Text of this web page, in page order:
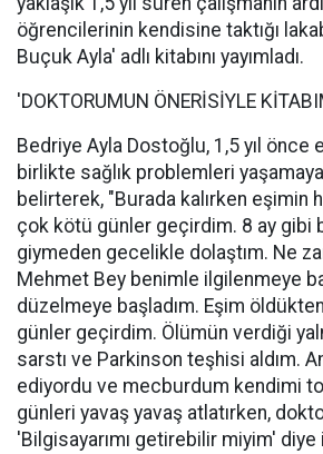
öğrencilerinin kendisine taktığı
Buçuk Ayla' adlı kitabını yayımladı.
'DOKTORUMUN ÖNERİSİYLE
Bedriye Ayla Dostoğlu, 1,5 yıl önce
birlikte sağlık problemleri yaşamaya
belirterek, "Burada kalırken eşimin
çok kötü günler geçirdim. 8 ay gibi
giymeden gecelikle dolaştım. Ne
Mehmet Bey benimle ilgilenmeye
düzelmeye başladım. Eşim
günler geçirdim. Ölümün verdiği
sarstı ve Parkinson teşhisi aldım.
ediyordu ve mecburdum kendimi
günleri yavaş yavaş atlatırken,
'Bilgisayarımı getirebilir miyim'